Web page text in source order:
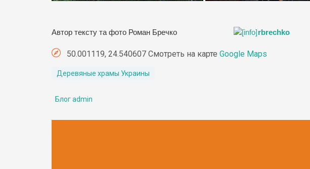
Автор тексту та фото Роман Бречко rbrechko
50.001119, 24.540607 Смотреть на карте Google Maps
Деревяные храмы Украины
Блог admin